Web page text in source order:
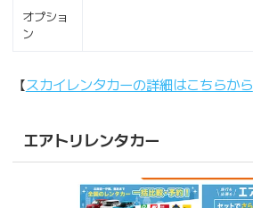
オプショ
ン
【スカイレンタカーの詳細はこちらから
エアトリレンタカー